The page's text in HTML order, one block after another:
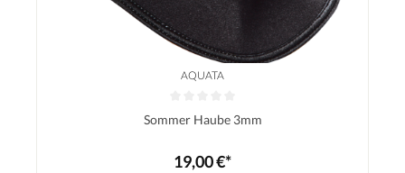
AQUATA
Durchschnittliche Bewertung von 0 von 5 Sternen
Sommer Haube 3mm
19,00 €*